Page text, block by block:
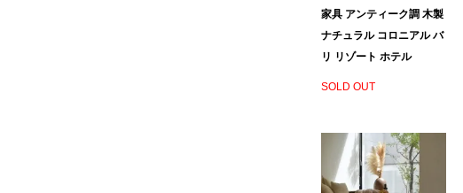
家具 アンティーク調 木製
ナチュラル コロニアル バ
リ リゾート ホテル
SOLD OUT